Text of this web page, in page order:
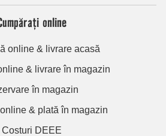
online
online & livrare acasă
& livrare în magazin
în magazin
& plată în magazin
Costuri DEEE